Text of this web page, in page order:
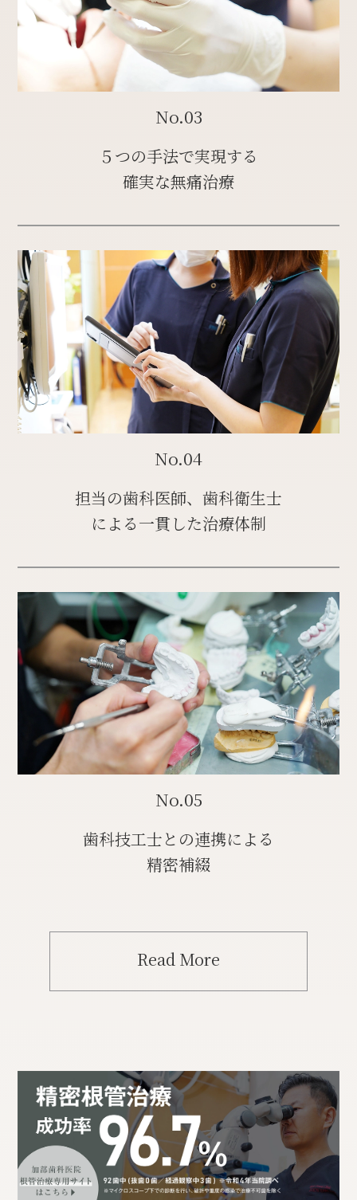
No.03
５つの手法で実現する
確実な無痛治療
No.04
担当の歯科医師、歯科衛生士
による一貫した治療体制
No.05
歯科技工士との連携による
精密補綴
Read More